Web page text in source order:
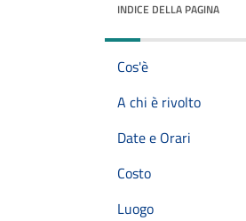
INDICE DELLA PAGINA
Cos'è
A chi è rivolto
Date e Orari
Costo
Luogo